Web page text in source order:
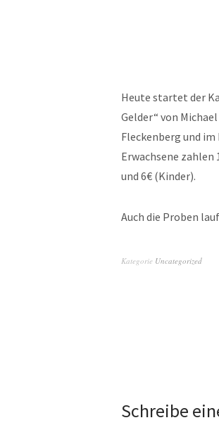
Heute startet der
Gelder“ von
Fleckenberg und
Erwachsene zahlen
und 6€ (Kinder).
Auch die Proben
Kategorie Uncategorized
Schreibe